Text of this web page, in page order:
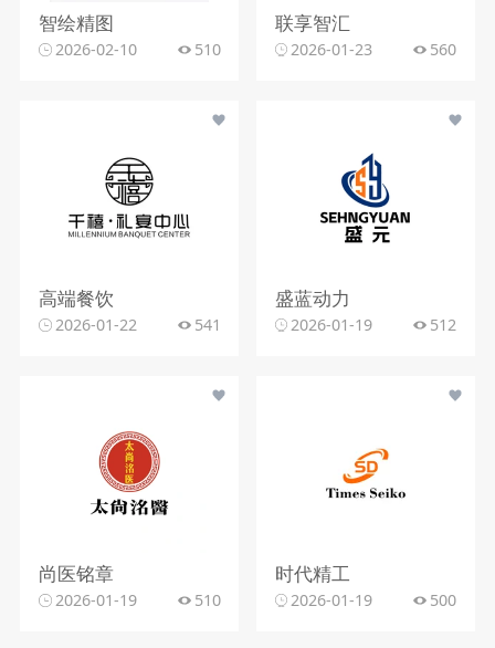
智绘精图
2026-02-10 510
联享智汇
2026-01-23 560
高端餐饮
2026-01-22 541
盛蓝动力
2026-01-19 512
尚医铭章
2026-01-19 510
时代精工
2026-01-19 500